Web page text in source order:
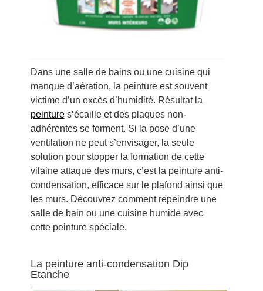
Dans une salle de bains ou une cuisine qui
manque d’aération, la peinture est souvent
victime d’un excès d’humidité. Résultat la
peintures’écaille et des plaques non-
adhérentes se forment. Si la pose d’une
ventilation ne peut s’envisager, la seule
solution pour stopper la formation de cette
vilaine attaque des murs, c’est la peinture anti-
condensation, efficace sur le plafond ainsi que
les murs. Découvrez comment repeindre une
salle de bain ou une cuisine humide avec
cette peinture spéciale.
La peinture anti-condensation Dip
Etanche